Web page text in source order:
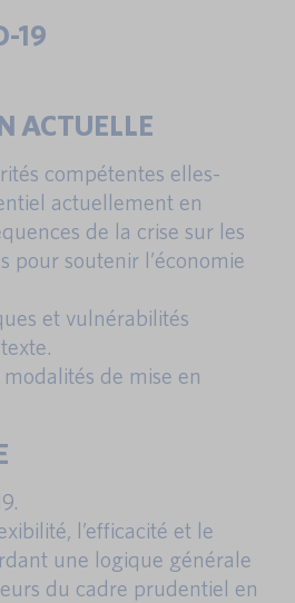
19
ACTUELLE
compétentes elles-
actuellement en
de la crise sur les
pour soutenir l’économie
et vulnérabilités
de mise en
l’efficacité et le
une logique générale
du cadre prudentiel en